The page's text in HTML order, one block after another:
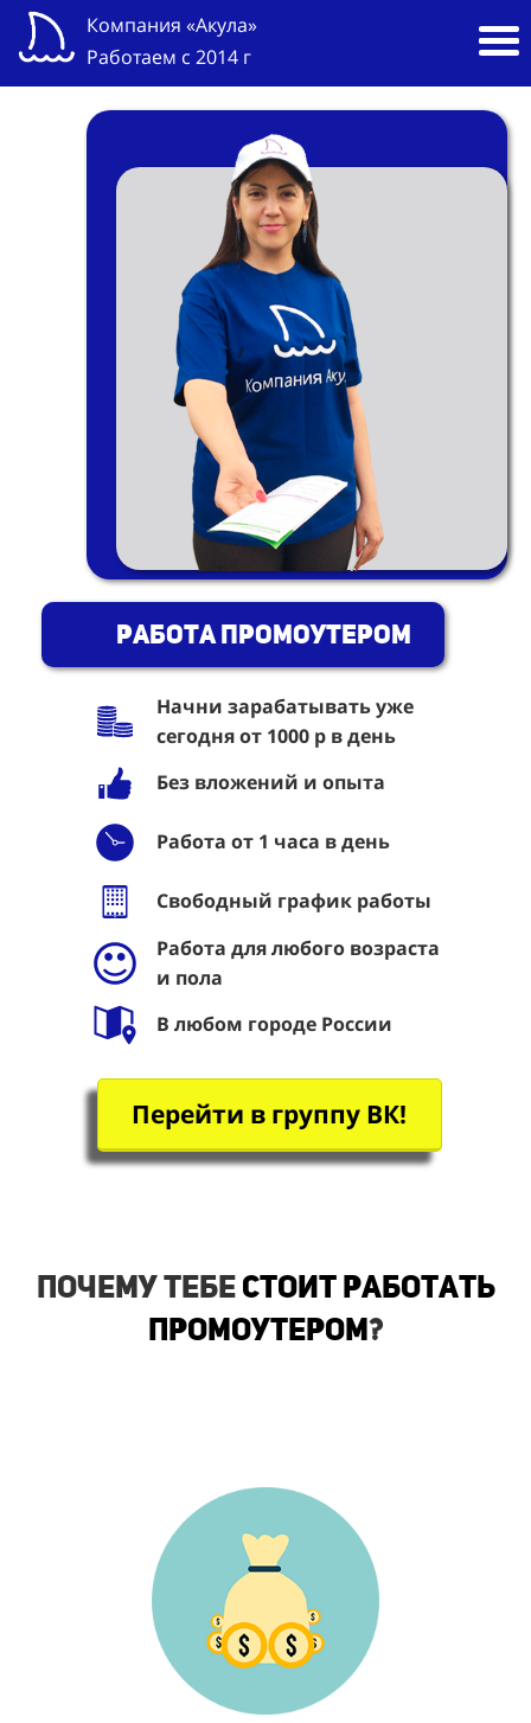
Компания «Акула»
Работаем с 2014 г
Работа промоутером
Начни зарабатывать уже
сегодня от 1000 р в день
Без вложений и опыта
Работа от 1 часа в день
Свободный график работы
Работа для любого возраста
и пола
В любом городе России
Перейти в группу ВК!
Почему тебе стоит работать
промоутером?